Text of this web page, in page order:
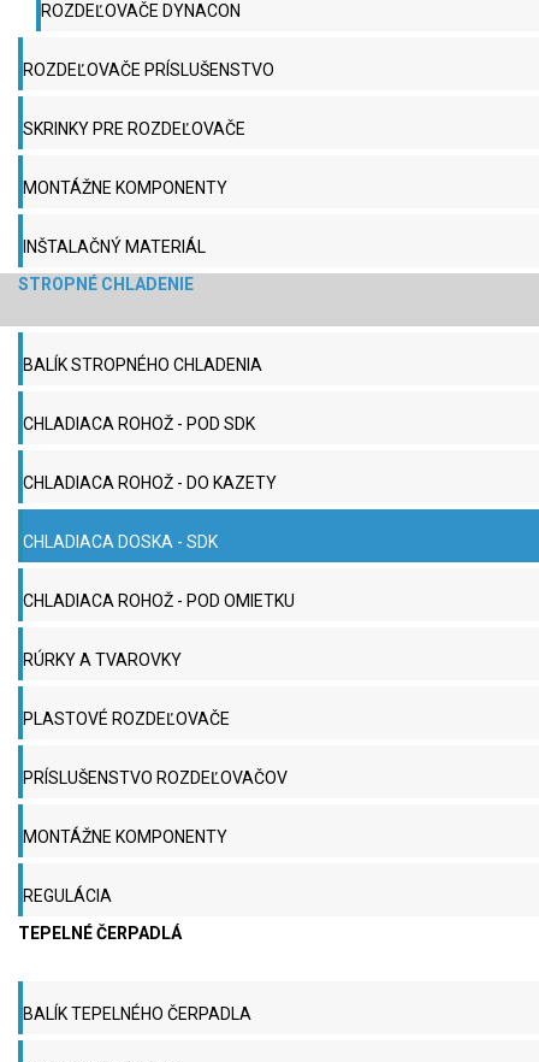
ROZDEĽOVAČE DYNACON
ROZDEĽOVAČE PRÍSLUŠENSTVO
SKRINKY PRE ROZDEĽOVAČE
MONTÁŽNE KOMPONENTY
INŠTALAČNÝ MATERIÁL
STROPNÉ CHLADENIE
BALÍK STROPNÉHO CHLADENIA
CHLADIACA ROHOŽ - POD SDK
CHLADIACA ROHOŽ - DO KAZETY
CHLADIACA DOSKA - SDK
CHLADIACA ROHOŽ - POD OMIETKU
RÚRKY A TVAROVKY
PLASTOVÉ ROZDEĽOVAČE
PRÍSLUŠENSTVO ROZDEĽOVAČOV
MONTÁŽNE KOMPONENTY
REGULÁCIA
TEPELNÉ ČERPADLÁ
BALÍK TEPELNÉHO ČERPADLA